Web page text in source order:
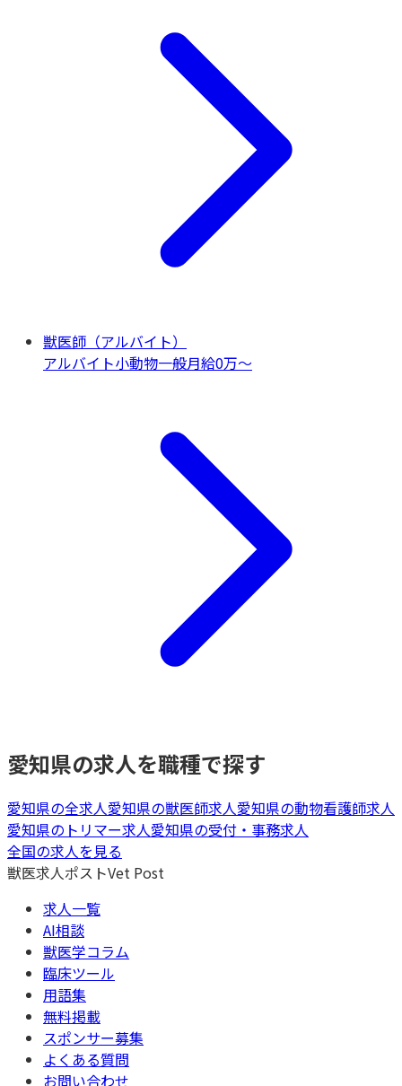
獣医師（アルバイト）
アルバイト小動物一般月給0万〜
愛知県の求人を職種で探す
愛知県の全求人愛知県の獣医師求人愛知県の動物看護師求人
愛知県の トリマー求人愛知県の受付・事務求人
全国の求人を見る
獣医求人ポストVet Post
求人一覧
AI相談
獣医学コラム
臨床ツール
用語集
無料掲載
スポンサー募集
よくある質問
お問い合わせ